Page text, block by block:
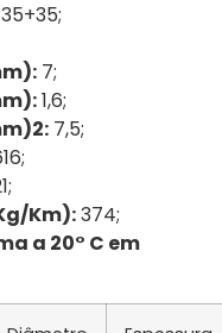
7;
1,6;
7,5;
Km):374;
a 20° C em